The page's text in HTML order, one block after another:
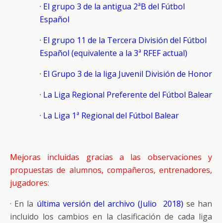
· El grupo 3 de la antigua 2ªB del Fútbol
Español
· El grupo 11 de la Tercera División del Fútbol
Español (equivalente a la 3ª RFEF actual)
· El Grupo 3 de la liga Juvenil División de Honor
· La Liga Regional Preferente del Fútbol Balear
· La Liga 1ª Regional del Fútbol Balear
Mejoras incluidas gracias a las observaciones y
propuestas de alumnos, compañeros, entrenadores,
jugadores:
· En la última versión del archivo (Julio 2018) se han
incluido los cambios en la clasificación de cada liga